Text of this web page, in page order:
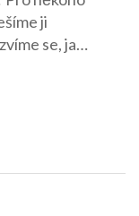
ji
se, jak
z nás si
že?